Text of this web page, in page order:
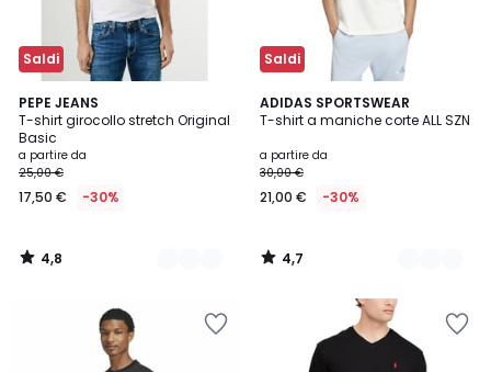
Saldi
PEPE JEANS
T-shirt girocollo stretch Original
Basic
a partire da
25,00 €
17,50 € -30%
4,8
/ 5
4
Colori
4,8
/
Saldi
ADIDAS SPORTSWEAR
T-shirt a maniche corte ALL SZN
a partire da
30,00 €
21,00 € -30%
4,7
/ 5
5
Colori
4,7
/